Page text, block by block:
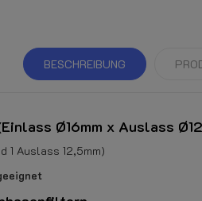
BESCHREIBUNG
Ø16mm x Auslass
1 Auslass 12,5mm)